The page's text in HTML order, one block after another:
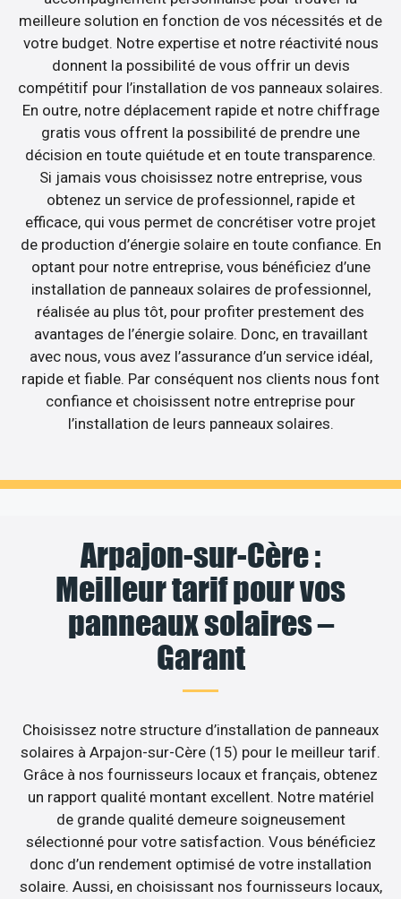
meilleure solution en fonction de vos nécessités et de
votre budget. Notre expertise et notre réactivité nous
donnent la possibilité de vous offrir un devis
compétitif pour l’installation de vos panneaux solaires.
En outre, notre déplacement rapide et notre chiffrage
gratis vous offrent la possibilité de prendre une
décision en toute quiétude et en toute transparence.
Si jamais vous choisissez notre entreprise, vous
obtenez un service de professionnel, rapide et
efficace, qui vous permet de concrétiser votre projet
de production d’énergie solaire en toute confiance. En
optant pour notre entreprise, vous bénéficiez d’une
installation de panneaux solaires de professionnel,
réalisée au plus tôt, pour profiter prestement des
avantages de l’énergie solaire. Donc, en travaillant
avec nous, vous avez l’assurance d’un service idéal,
rapide et fiable. Par conséquent nos clients nous font
confiance et choisissent notre entreprise pour
l’installation de leurs panneaux solaires.
Arpajon-sur-Cère :
Meilleur tarif pour vos
panneaux solaires –
Garant
Choisissez notre structure d’installation de panneaux
solaires à Arpajon-sur-Cère (15) pour le meilleur tarif.
Grâce à nos fournisseurs locaux et français, obtenez
un rapport qualité montant excellent. Notre matériel
de grande qualité demeure soigneusement
sélectionné pour votre satisfaction. Vous bénéficiez
donc d’un rendement optimisé de votre installation
solaire. Aussi, en choisissant nos fournisseurs locaux,